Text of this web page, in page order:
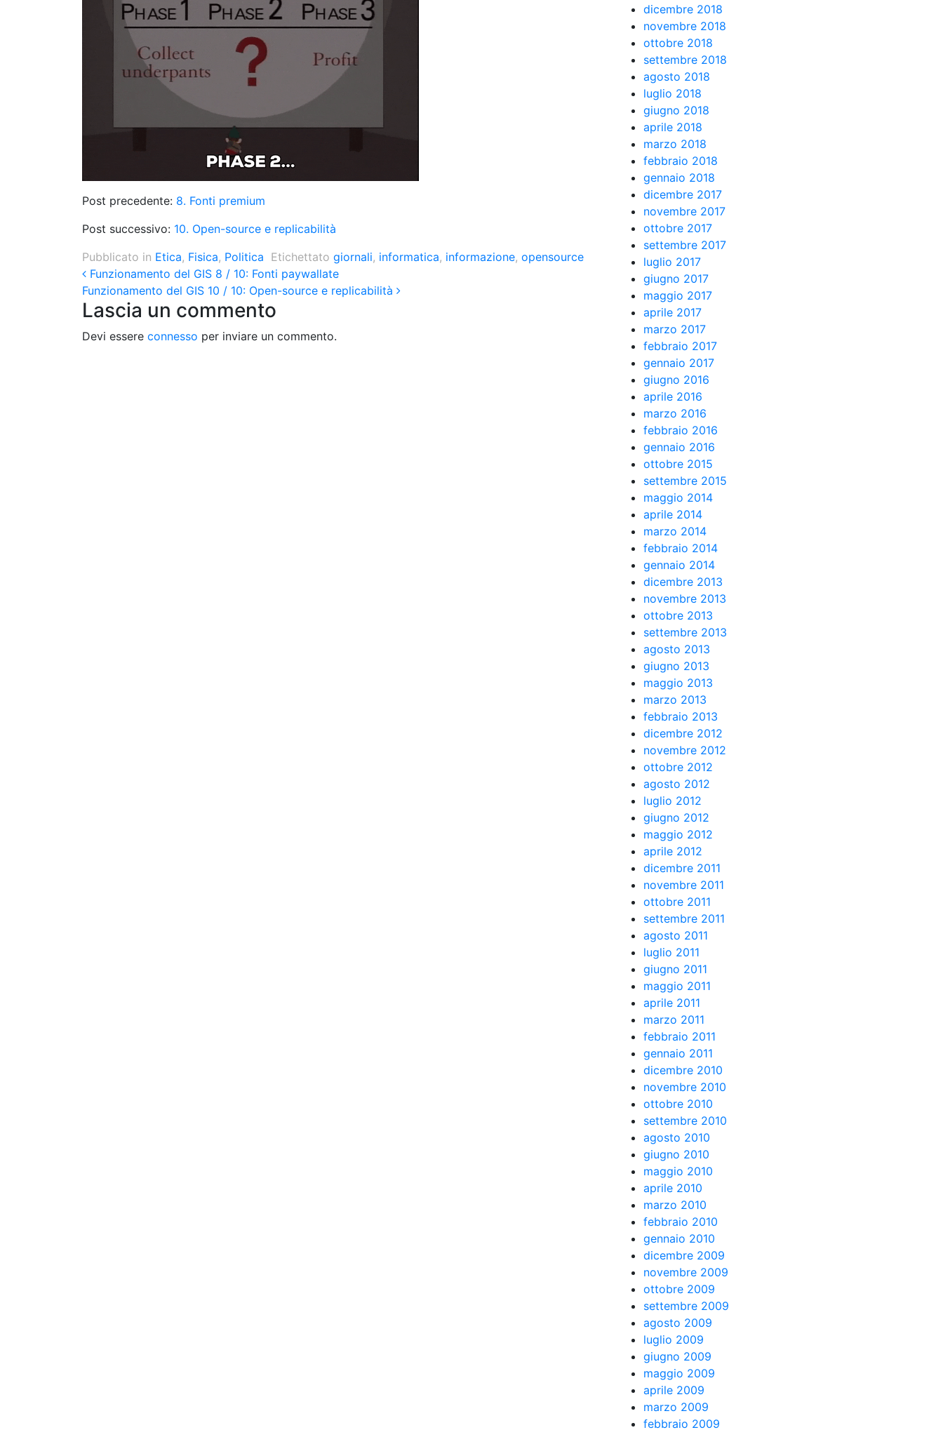
Post precedente: 8. Fonti premium
Post successivo: 10. Open-source e replicabilità
Pubblicato in Etica, Fisica, Politica Etichettato giornali, informatica, informazione, opensource
Post navigation
Funzionamento del GIS 8 / 10: Fonti paywallate
Funzionamento del GIS 10 / 10: Open-source e replicabilità
Lascia un commento
Devi essere connesso per inviare un commento.
dicembre 2018
novembre 2018
ottobre 2018
settembre 2018
agosto 2018
luglio 2018
giugno 2018
aprile 2018
marzo 2018
febbraio 2018
gennaio 2018
dicembre 2017
novembre 2017
ottobre 2017
settembre 2017
luglio 2017
giugno 2017
maggio 2017
aprile 2017
marzo 2017
febbraio 2017
gennaio 2017
giugno 2016
aprile 2016
marzo 2016
febbraio 2016
gennaio 2016
ottobre 2015
settembre 2015
maggio 2014
aprile 2014
marzo 2014
febbraio 2014
gennaio 2014
dicembre 2013
novembre 2013
ottobre 2013
settembre 2013
agosto 2013
giugno 2013
maggio 2013
marzo 2013
febbraio 2013
dicembre 2012
novembre 2012
ottobre 2012
agosto 2012
luglio 2012
giugno 2012
maggio 2012
aprile 2012
dicembre 2011
novembre 2011
ottobre 2011
settembre 2011
agosto 2011
luglio 2011
giugno 2011
maggio 2011
aprile 2011
marzo 2011
febbraio 2011
gennaio 2011
dicembre 2010
novembre 2010
ottobre 2010
settembre 2010
agosto 2010
giugno 2010
maggio 2010
aprile 2010
marzo 2010
febbraio 2010
gennaio 2010
dicembre 2009
novembre 2009
ottobre 2009
settembre 2009
agosto 2009
luglio 2009
giugno 2009
maggio 2009
aprile 2009
marzo 2009
febbraio 2009